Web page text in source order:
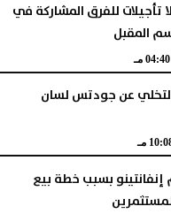
تأجيلات للفرق المشاركة في
المقبل
04:40 مـ
عن جودتس لسان
مـ
بسبب خطة بيع